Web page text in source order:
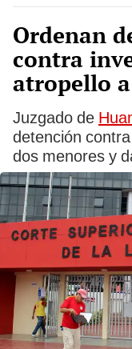
Ordenan
contra
atropello
Juzgado de
detención
dos menores y